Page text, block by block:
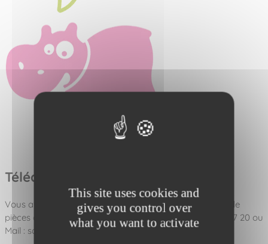
This site uses cookies and
gives you control over
what you want to activate
Téléchargements
Vous avez une version ancienne de ce jeu ? Un besoin de
pièces détachées ? Contactez notre SAV : Tel: 02 97 02 97 20 ou
Mail : sav@synchronicity.fr